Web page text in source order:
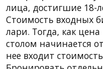
лица, достигшие 18-
Стоимость входных
лари. Тогда, как
столом начинается
нее входит